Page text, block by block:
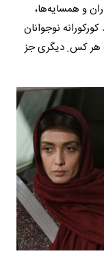
و همسایه‌ها،
نوجوانان
هر کس ِ دیگری جز